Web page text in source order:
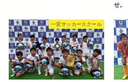
せ。
一宮サッカースクール